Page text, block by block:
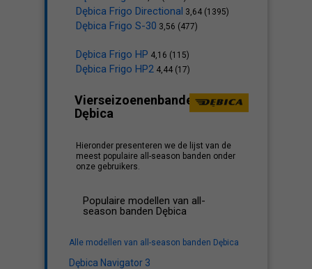
Dębica Frigo Directional 3,64 (1395)
Dębica Frigo S-30 3,56 (477)
Dębica Frigo HP 4,16 (115)
Dębica Frigo HP2 4,44 (17)
Vierseizoenenbanden:
Dębica
Hieronder presenteren we de lijst van de
meest populaire all-season banden onder
onze gebruikers.
Populaire modellen van all-
season banden Dębica
Alle modellen van all-season banden Dębica
Dębica Navigator 3